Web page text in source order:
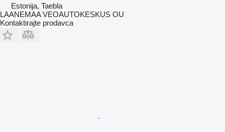
Estonija, Taebla
LAANEMAA VEOAUTOKESKUS OU
Kontaktirajte prodavca